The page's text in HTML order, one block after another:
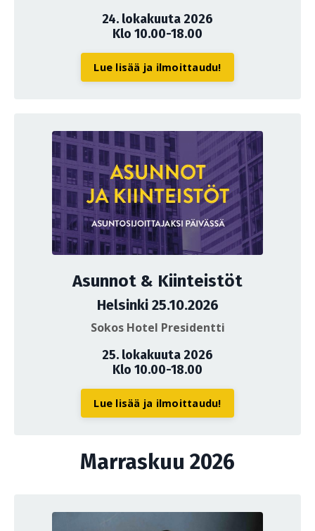
24. lokakuuta 2026
Klo 10.00-18.00
Lue lisää ja ilmoittaudu!
Asunnot & Kiinteistöt
Helsinki 25.10.2026
Sokos Hotel Presidentti
25. lokakuuta 2026
Klo 10.00-18.00
Lue lisää ja ilmoittaudu!
Marraskuu 2026